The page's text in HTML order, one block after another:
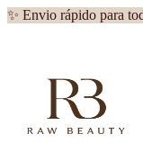
✨ Envio rápido para